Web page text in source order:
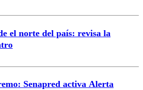
el norte del país: revisa la
Senapred activa Alerta